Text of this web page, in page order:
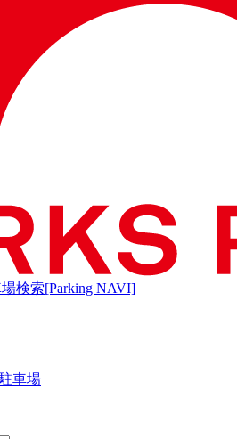
検索[Parking NAVI]
車場